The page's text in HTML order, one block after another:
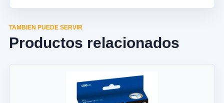
TAMBIEN PUEDE SERVIR
Productos relacionados